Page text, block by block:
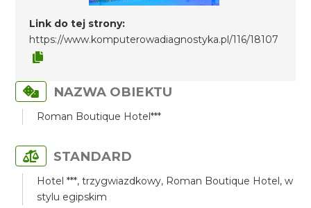
Link do tej strony:
https://www.komputerowadiagnostyka.pl/116/18107
NAZWA OBIEKTU
Roman Boutique Hotel***
STANDARD
Hotel ***, trzygwiazdkowy, Roman Boutique Hotel, w
stylu egipskim